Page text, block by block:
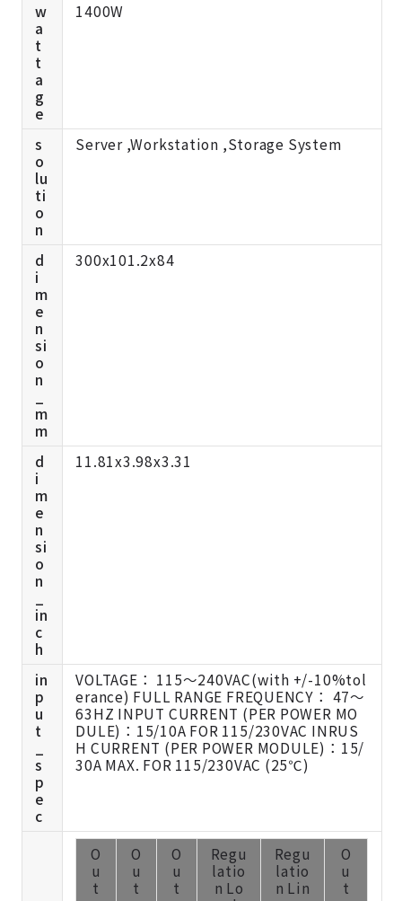
w
a
t
t
a
g
e
1400W
s
o
lu
ti
o
n
Server ,Workstation ,Storage System
d
i
m
e
n
si
o
n
m
m
300x101.2x84
d
i
m
e
n
si
o
n
in
c
h
11.81x3.98x3.31
in
p
u
t
s
p
e
c
VOLTAGE： 115～240VAC(with +/-10%tol
erance) FULL RANGE FREQUENCY： 47～
63HZ INPUT CURRENT (PER POWER MO
DULE)：15/10A FOR 115/230VAC INRUS
H CURRENT (PER POWER MODULE)：15/
30A MAX. FOR 115/230VAC (25℃)
O
u
t
O
u
t
O
u
t
Regu
latio
n Lo
Regu
latio
n Lin
O
u
t